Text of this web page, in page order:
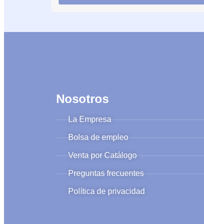
Nosotros
La Empresa
Bolsa de empleo
Venta por Catálogo
Preguntas frecuentes
Política de privacidad